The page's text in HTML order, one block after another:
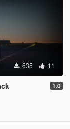
635 11
1.0